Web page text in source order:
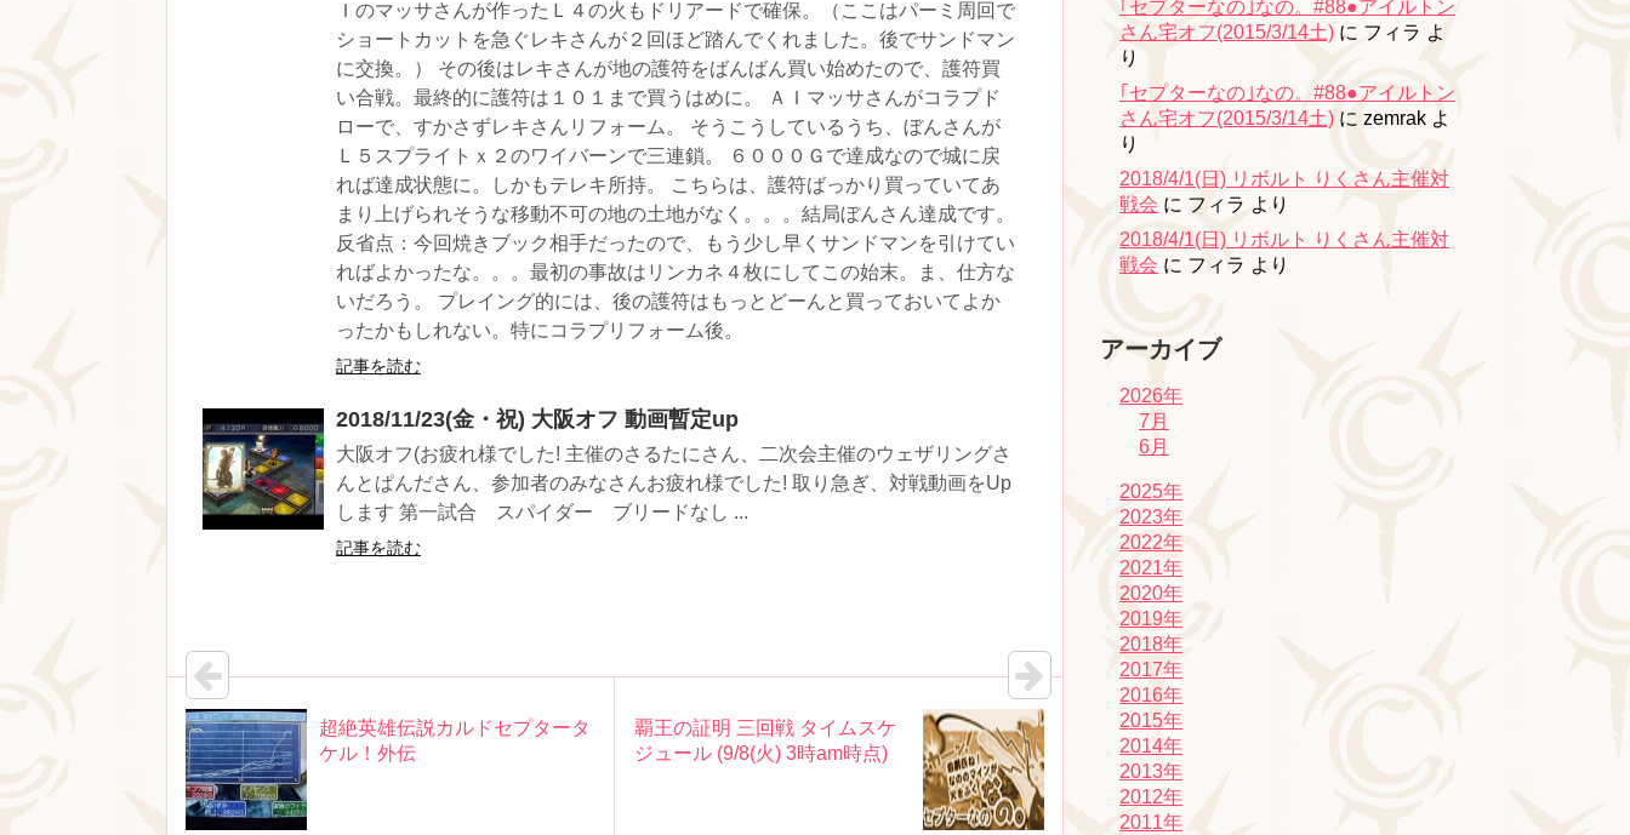
Ｉのマッサさんが作ったＬ４の火もドリアードで確保。（ここはパーミ周回で
ショートカットを急ぐレキさんが２回ほど踏んでくれました。後でサンドマン
に交換。） その後はレキさんが地の護符をばんばん買い始めたので、護符買
い合戦。最終的に護符は１０１まで買うはめに。 ＡＩマッサさんがコラプド
ローで、すかさずレキさんリフォーム。 そうこうしているうち、ぼんさんが
Ｌ５スプライトｘ２のワイバーンで三連鎖。 ６０００Ｇで達成なので城に戻
れば達成状態に。しかもテレキ所持。 こちらは、護符ばっかり買っていてあ
まり上げられそうな移動不可の地の土地がなく。。。結局ぼんさん達成です。
反省点：今回焼きブック相手だったので、もう少し早くサンドマンを引けてい
ればよかったな。。。最初の事故はリンカネ４枚にしてこの始末。ま、仕方な
いだろう。 プレイング的には、後の護符はもっとどーんと買っておいてよか
ったかもしれない。特にコラプリフォーム後。
記事を読む
2018/11/23(金・祝) 大阪オフ 動画暫定up
大阪オフ(お疲れ様でした! 主催のさるたにさん、二次会主催のウェザリングさ
んとぱんださん、参加者のみなさんお疲れ様でした! 取り急ぎ、対戦動画をUp
します 第一試合 スパイダー ブリードなし ...
記事を読む
超絶英雄伝説カルドセプタータ
ケル！外伝
覇王の証明 三回戦 タイムスケ
ジュール (9/8(火) 3時am時点)
｢セプターなの｣なの。#88●アイルトン
さん宅オフ(2015/3/14土) に フィラ よ
り
｢セプターなの｣なの。#88●アイルトン
さん宅オフ(2015/3/14土) に zemrak よ
り
2018/4/1(日) リボルト りくさん主催対
戦会 に フィラ より
2018/4/1(日) リボルト りくさん主催対
戦会 に フィラ より
アーカイブ
2026年
7月
6月
2025年
2023年
2022年
2021年
2020年
2019年
2018年
2017年
2016年
2015年
2014年
2013年
2012年
2011年